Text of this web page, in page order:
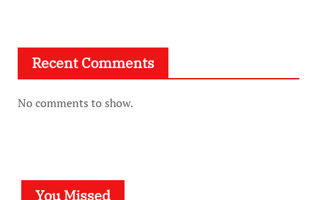
Recent Comments
No comments to show.
You Missed